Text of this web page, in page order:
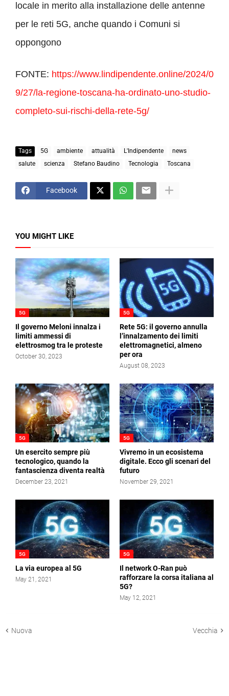
locale in merito alla installazione delle antenne
per le reti 5G, anche quando i Comuni si
oppongono
FONTE: https://www.lindipendente.online/2024/0
9/27/la-regione-toscana-ha-ordinato-uno-studio-
completo-sui-rischi-della-rete-5g/
Tags 5G ambiente attualità L'Indipendente
news
salute
scienza Stefano Baudino Tecnologia Toscana
Facebook
YOU MIGHT LIKE
5G
Il governo Meloni innalza i
limiti ammessi di
elettrosmog tra le proteste
October 30, 2023
5G
Rete 5G: il governo annulla
l’innalzamento dei limiti
elettromagnetici, almeno
per ora
August 08, 2023
5G
Un esercito sempre più
tecnologico, quando la
fantascienza diventa realtà
December 23, 2021
5G
Vivremo in un ecosistema
digitale. Ecco gli scenari del
futuro
November 29, 2021
5G
La via europea al 5G
May 21, 2021
5G
Il network O-Ran può
rafforzare la corsa italiana al
5G?
May 12, 2021
Nuova Vecchia